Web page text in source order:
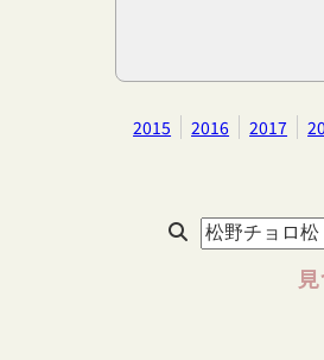
2015 2016 2017